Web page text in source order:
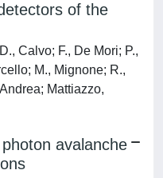
of the
Calvo; F., De Mori; P.,
M., Mignone; R.,
Mattiazzo,
avalanche